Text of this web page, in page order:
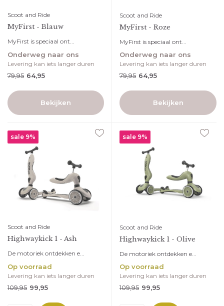
Scoot and Ride
MyFirst - Blauw
MyFirst is speciaal ont...
Onderweg naar ons
Levering kan iets langer duren
79,95 64,95
Bekijken
Scoot and Ride
MyFirst - Roze
MyFirst is speciaal ont...
Onderweg naar ons
Levering kan iets langer duren
79,95 64,95
Bekijken
sale 9%
Scoot and Ride
Highwaykick 1 - Ash
De motoriek ontdekken e...
Op voorraad
Levering kan iets langer duren
109,95 99,95
sale 9%
Scoot and Ride
Highwaykick 1 - Olive
De motoriek ontdekken e...
Op voorraad
Levering kan iets langer duren
109,95 99,95